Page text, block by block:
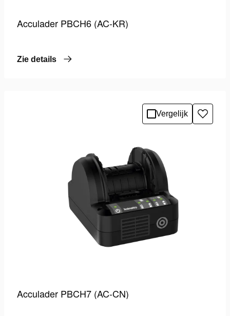
Acculader PBCH6 (AC-KR)
Zie details
Vergelijk
aan
Acculader PBCH7 (AC-CN)